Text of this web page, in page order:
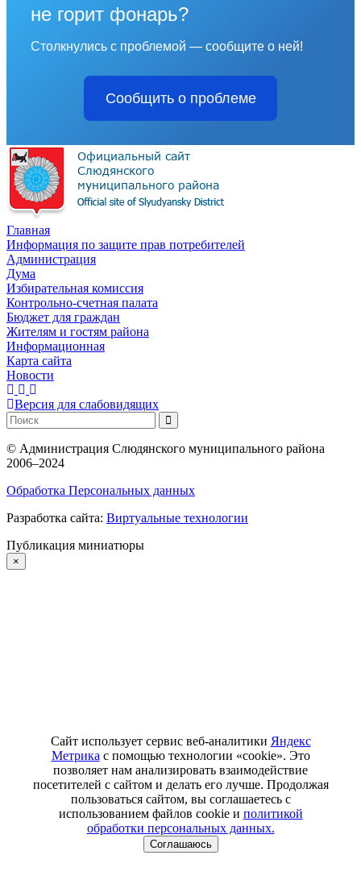
не горит фонарь?
Столкнулись с проблемой — сообщите о ней!
Сообщить о проблеме
Главная
Информация по защите прав потребителей
Администрация
Дума
Избирательная комиссия
Контрольно-счетная палата
Бюджет для граждан
Жителям и гостям района
Информационная
Карта сайта
Новости
Версия для слабовидящих
© Администрация Слюдянского муниципального района
2006–2024
Обработка Персональных данных
Разработка сайта: Виртуальные технологии
Публикация миниатюры
×
Сайт использует сервис веб-аналитики Яндекс
Метрика с помощью технологии «cookie». Это
позволяет нам анализировать взаимодействие
посетителей с сайтом и делать его лучше. Продолжая
пользоваться сайтом, вы соглашаетесь с
использованием файлов cookie и политикой
обработки персональных данных.
Соглашаюсь